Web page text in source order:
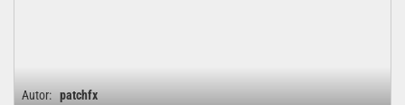
Autor: patchfx